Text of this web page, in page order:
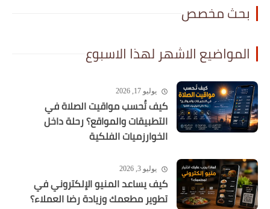
بحث مخصص
المواضيع الاشهر لهذا الاسبوع
يوليو 17, 2026
كيف تُحسب مواقيت الصلاة في
التطبيقات والمواقع؟ رحلة داخل
الخوارزميات الفلكية
يوليو 3, 2026
كيف يساعد المنيو الإلكتروني في
تطوير مطعمك وزيادة رضا العملاء؟